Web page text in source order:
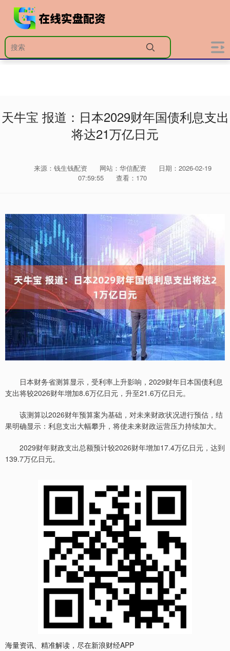
天牛宝 报道：日本2029财年国债利息支出
将达21万亿日元
来源：钱生钱配资 网站：华信配资
日期：2026-02-19
07:59:55
查看：170
日本财务省测算显示，受利率上升影响，2029财年日本国债利息
支出将较2026财年增加8.6万亿日元，升至21.6万亿日元。
该测算以2026财年预算案为基础，对未来财政状况进行预估，结
果明确显示：利息支出大幅攀升，将使未来财政运营压力持续加大。
2029财年财政支出总额预计较2026财年增加17.4万亿日元，达到
139.7万亿日元。
海量资讯、精准解读，尽在新浪财经APP